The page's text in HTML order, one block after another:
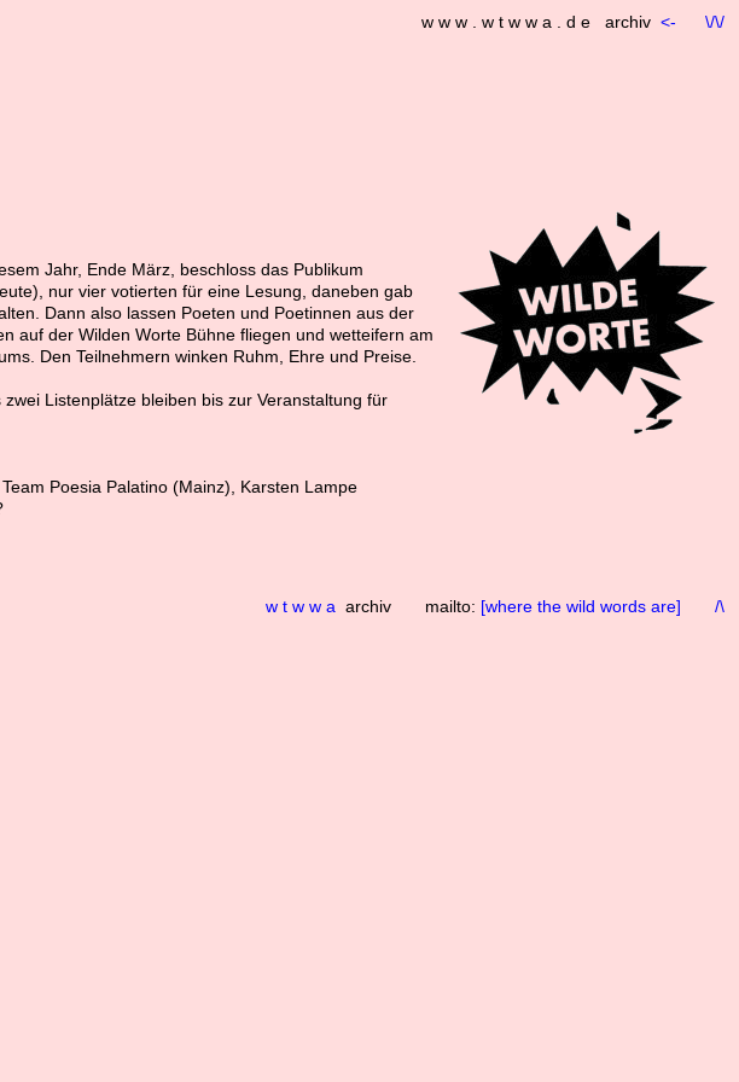
w w w . w t w w a . d e archiv <- \/\/
Jahr, Ende März, beschloss das Publikum
nur vier votierten für eine Lesung, daneben gab
Dann also lassen Poeten und Poetinnen aus der
auf der Wilden Worte Bühne fliegen und wetteifern am
Den Teilnehmern winken Ruhm, Ehre und Preise.
Listenplätze bleiben bis zur Veranstaltung für
Poesia Palatino (Mainz), Karsten Lampe
w t w w a archiv mailto: [where the wild words are] /\